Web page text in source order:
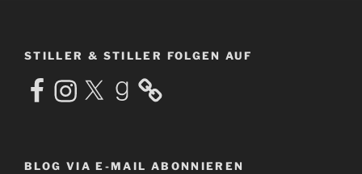
STILLER & STILLER FOLGEN AUF
FacebookInstagram
X Goodreads
BLOG VIA E-MAIL ABONNIEREN